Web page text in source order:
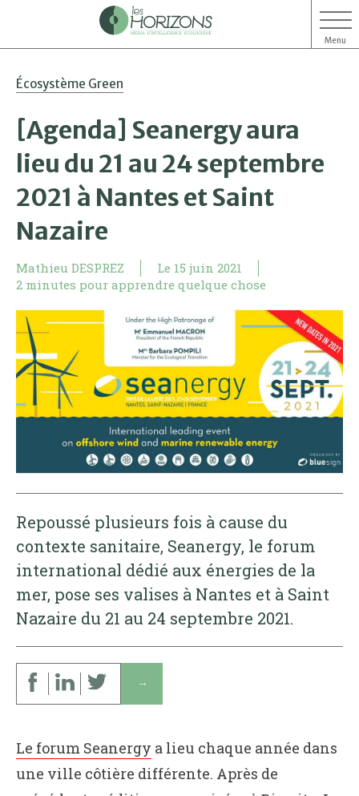
Menu
Écosystème Green
[Agenda] Seanergy aura
lieu du 21 au 24 septembre
2021 à Nantes et Saint
Nazaire
Mathieu DESPREZ Le 15 juin 2021
2 minutes pour apprendre quelque chose
Repoussé plusieurs fois à cause du
contexte sanitaire, Seanergy, le forum
international dédié aux énergies de la
mer, pose ses valises à Nantes et à Saint
Nazaire du 21 au 24 septembre 2021.
↓
Le forum Seanergy a lieu chaque année dans
une ville côtière différente. Après de